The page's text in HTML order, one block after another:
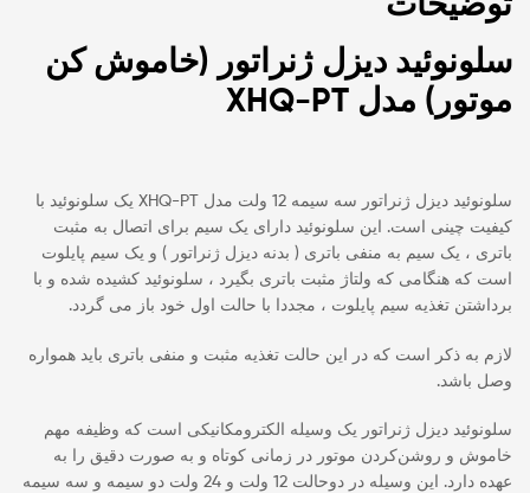
سلونوئید دیزل ژنراتور (خاموش کن
موتور) مدل XHQ-PT
سلونوئید دیزل ژنراتور سه سیمه 12 ولت مدل XHQ-PT یک سلونوئید با
کیفیت چینی است. این سلونوئید دارای یک سیم برای اتصال به مثبت
باتری ، یک سیم به منفی باتری ( بدنه دیزل ژنراتور ) و یک سیم پایلوت
است که هنگامی که ولتاژ مثبت باتری بگیرد ، سلونوئید کشیده شده و با
برداشتن تغذیه سیم پایلوت ، مجددا با حالت اول خود باز می گردد.
لازم به ذکر است که در این حالت تغذیه مثبت و منفی باتری باید همواره
وصل باشد.
سلونوئید دیزل ژنراتور یک وسیله الکترومکانیکی است که وظیفه مهم
خاموش و روشن‌کردن موتور در زمانی کوتاه و به صورت دقیق را به
عهده دارد. این وسیله در دوحالت 12 ولت و 24 ولت دو سیمه و سه سیمه